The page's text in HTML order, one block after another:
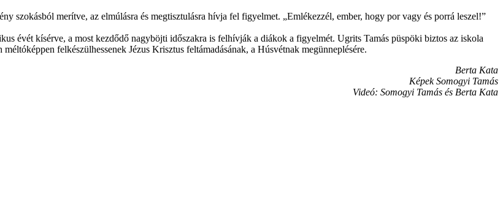
szokásból merítve, az elmúlásra és megtisztulásra hívja fel figyelmet. „Emlékezzél, ember, hogy por vagy és porrá leszel!”
évét kísérve, a most kezdődő nagyböjti időszakra is felhívják a diákok a figyelmét. Ugrits Tamás püspöki biztos az iskola
felkészülhessenek Jézus Krisztus feltámadásának, a Húsvétnak megünneplésére.
Berta Kata
Képek Somogyi Tamás
Videó: Somogyi Tamás és Berta Kata